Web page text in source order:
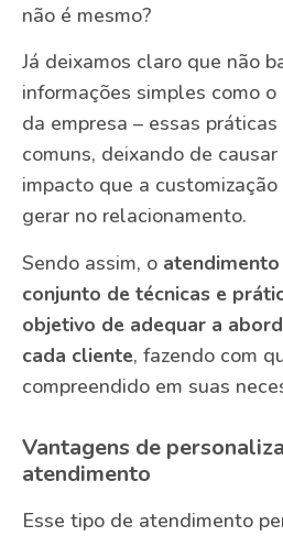
não é mesmo?
Já deixamos claro que não
informações simples como
da empresa – essas
comuns, deixando de
impacto que a
gerar no relacionamento.
Sendo assim, o
conjunto de técnicas e
objetivo de adequar a
cada cliente, fazendo com
compreendido em suas
Vantagens de
atendimento
Esse tipo de atendimento